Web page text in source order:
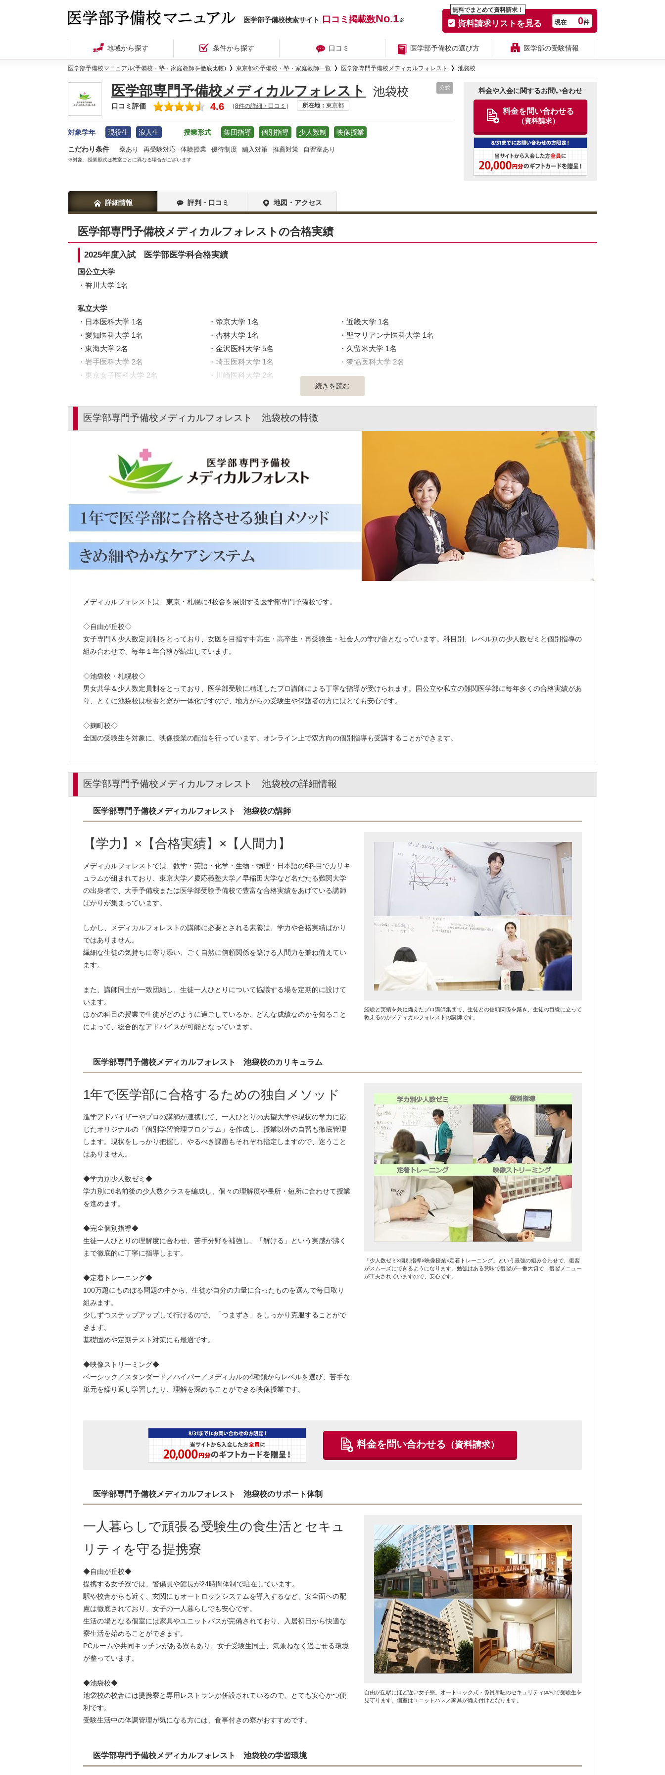
医学部予備校検索サイト 口コミ掲載数No.1※
無料でまとめて資料請求！
資料請求リストを見る 現在 0件
地域から探す 条件から探す 口コミ 医学部予備校の選び方 医学部の受験情報
医学部予備校マニュアル(予備校・塾・家庭教師を徹底比較) 東京都の予備校・塾・家庭教師一覧 医学部専門予備校メディカルフォレスト 池袋校
医学部専門予備校メディカルフォレスト 池袋校
口コミ評価 4.6 （8件の詳細・口コミ ） 所在地 東京都
公式
対象学年 現役生 浪人生 授業形式 集団指導 個別指導 少人数制 映像授業
こだわり条件 寮あり 再受験対応 体験授業 優待制度 編入対策 推薦対策 自習室あり
※対象、授業形式は教室ごとに異なる場合がございます
料金や入会に関するお問い合わせ
料金を問い合わせる
（資料請求）
詳細情報 評判・口コミ 地図・アクセス
医学部専門予備校メディカルフォレストの合格実績
2025年度入試 医学部医学科合格実績
国公立大学
香川大学 1名
私立大学
日本医科大学 1名
帝京大学 1名
近畿大学 1名
愛知医科大学 1名
杏林大学 1名
聖マリアンナ医科大学 1名
東海大学 2名
金沢医科大学 5名
久留米大学 1名
岩手医科大学 2名
埼玉医科大学 1名
獨協医科大学 2名
東京女子医科大学 2名
川崎医科大学 2名
続きを読む
医学部専門予備校メディカルフォレスト 池袋校の特徴
メディカルフォレストは、東京・札幌に4校舎を展開する医学部専門予備校です。
◇自由が丘校◇
女子専門＆少人数定員制をとっており、女医を目指す中高生・高卒生・再受験生・社会人の学び舎となっています。科目別、レベル別の少人数ゼミと個別指導の
組み合わせで、毎年１年合格が続出しています。
◇池袋校・札幌校◇
男女共学＆少人数定員制をとっており、医学部受験に精通したプロ講師による丁寧な指導が受けられます。国公立や私立の難関医学部に毎年多くの合格実績があ
り、とくに池袋校は校舎と寮が一体化ですので、地方からの受験生や保護者の方にはとても安心です。
◇麹町校◇
全国の受験生を対象に、映像授業の配信を行っています。オンライン上で双方向の個別指導も受講することができます。
医学部専門予備校メディカルフォレスト 池袋校の詳細情報
医学部専門予備校メディカルフォレスト 池袋校の講師
【学力】×【合格実績】×【人間力】
メディカルフォレストでは、数学・英語・化学・生物・物理・日本語の6科目でカリキ
ュラムが組まれており、東京大学／慶応義塾大学／早稲田大学など名だたる難関大学
の出身者で、大手予備校または医学部受験予備校で豊富な合格実績をあげている講師
ばかりが集まっています。
しかし、メディカルフォレストの講師に必要とされる素養は、学力や合格実績ばかり
ではありません。
繊細な生徒の気持ちに寄り添い、ごく自然に信頼関係を築ける人間力を兼ね備えてい
ます。
また、講師同士が一致団結し、生徒一人ひとりについて協議する場を定期的に設けて
います。
ほかの科目の授業で生徒がどのように過ごしているか、どんな成績なのかを知ること
によって、総合的なアドバイスが可能となっています。
経験と実績を兼ね備えたプロ講師集団で、生徒との信頼関係を築き、生徒の目線に立って
教えるのがメディカルフォレストの講師です。
医学部専門予備校メディカルフォレスト 池袋校のカリキュラム
1年で医学部に合格するための独自メソッド
進学アドバイザーやプロの講師が連携して、一人ひとりの志望大学や現状の学力に応
じたオリジナルの「個別学習管理プログラム」を作成し、授業以外の自習も徹底管理
します。現状をしっかり把握し、やるべき課題もそれぞれ指定しますので、迷うこと
はありません。
◆学力別少人数ゼミ◆
学力別に6名前後の少人数クラスを編成し、個々の理解度や長所・短所に合わせて授業
を進めます。
◆完全個別指導◆
生徒一人ひとりの理解度に合わせ、苦手分野を補強し、「解ける」という実感が沸く
まで徹底的に丁寧に指導します。
◆定着トレーニング◆
100万題にものぼる問題の中から、生徒が自分の力量に合ったものを選んで毎日取り
組みます。
少しずつステップアップして行けるので、「つまずき」をしっかり克服することがで
きます。
基礎固めや定期テスト対策にも最適です。
◆映像ストリーミング◆
ベーシック／スタンダード／ハイパー／メディカルの4種類からレベルを選び、苦手な
単元を繰り返し学習したり、理解を深めることができる映像授業です。
「少人数ゼミ×個別指導×映像授業×定着トレーニング」という最強の組み合わせで、復習
がスムーズにできるようになります。勉強はある意味で復習が一番大切で、復習メニュー
が工夫されていますので、安心です。
料金を問い合わせる （資料請求）
医学部専門予備校メディカルフォレスト 池袋校のサポート体制
一人暮らしで頑張る受験生の食生活とセキュ
リティを守る提携寮
◆自由が丘校◆
提携する女子寮では、警備員や館長が24時間体制で駐在しています。
駅や校舎からも近く、玄関にもオートロックシステムを導入するなど、安全面への配
慮は徹底されており、女子の一人暮らしでも安心です。
生活の場となる個室には家具やユニットバスが完備されており、入居初日から快適な
寮生活を始めることができます。
PCルームや共同キッチンがある寮もあり、女子受験生同士、気兼ねなく過ごせる環境
が整っています。
◆池袋校◆
池袋校の校舎には提携寮と専用レストランが併設されているので、とても安心かつ便
利です。
受験生活中の体調管理が気になる方には、食事付きの寮がおすすめです。
自由が丘駅にほど近い女子寮。オートロック式・係員常駐のセキュリティ体制で受験生を
見守ります。個室はユニットバス／家具が備え付けとなります。
医学部専門予備校メディカルフォレスト 池袋校の学習環境